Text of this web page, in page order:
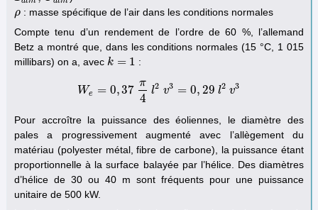
ρ
ρ : masse spécifique de l’air dans les conditions normales
Compte tenu d’un rendement de l’ordre de 60 %, l’allemand
Betz a montré que, dans les conditions normales (15 °C, 1 015
millibars) on a, avec k = 1
k= 1 :
We = 0,37
π
4
l2 v3 = 0, 29 l2 v3
We =0,37 π4 l2 v3 =0, 29 l2 v3
Pour accroître la puissance des éoliennes, le diamètre des
pales a progressivement augmenté avec l’allègement du
matériau (polyester métal, fibre de carbone), la puissance étant
proportionnelle à la surface balayée par l’hélice. Des diamètres
d’hélice de 30 ou 40 m sont fréquents pour une puissance
unitaire de 500 kW.